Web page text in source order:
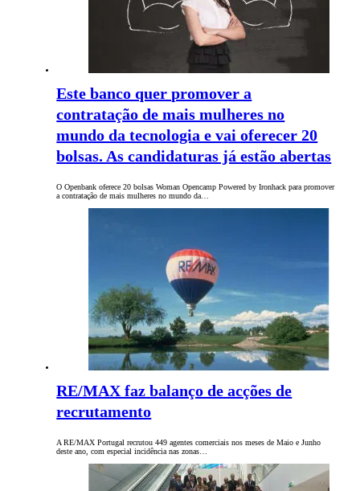
Este banco quer promover a
contratação de mais mulheres no
mundo da tecnologia e vai oferecer 20
bolsas. As candidaturas já estão abertas
O Openbank oferece 20 bolsas Woman Opencamp Powered by Ironhack para promover
a contratação de mais mulheres no mundo da…
RE/MAX faz balanço de acções de
recrutamento
A RE/MAX Portugal recrutou 449 agentes comerciais nos meses de Maio e Junho
deste ano, com especial incidência nas zonas…